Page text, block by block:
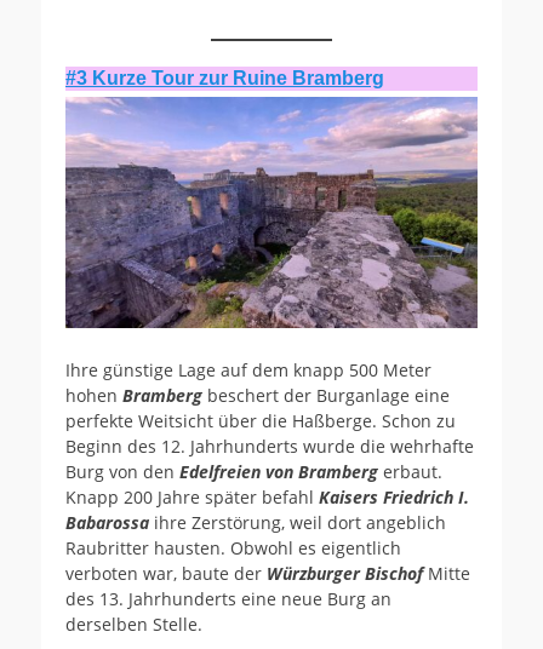
#3 Kurze Tour zur Ruine Bramberg
Ihre günstige Lage auf dem knapp 500 Meter
hohen Bramberg beschert der Burganlage eine
perfekte Weitsicht über die Haßberge. Schon zu
Beginn des 12. Jahrhunderts wurde die wehrhafte
Burg von den Edelfreien von Bramberg erbaut.
Knapp 200 Jahre später befahl Kaisers Friedrich I.
Babarossa ihre Zerstörung, weil dort angeblich
Raubritter hausten. Obwohl es eigentlich
verboten war, baute der Würzburger BischofMitte
des 13. Jahrhunderts eine neue Burg an
derselben Stelle.